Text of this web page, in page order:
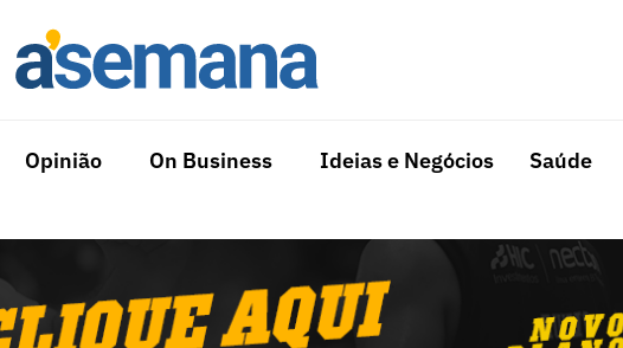
Opinião On Business Ideias e Negócios Saúde